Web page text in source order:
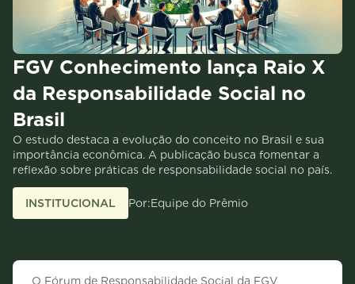
FGV Conhecimento lança Raio X
da Responsabilidade Social no
Brasil
O estudo destaca a evolução do conceito no Brasil e sua
importância econômica. A publicação busca fomentar a
reflexão sobre práticas de responsabilidade social no país.
INSTITUCIONAL Por:Equipe do Prêmio
O Fórum de Responsabilidade Social da FGV